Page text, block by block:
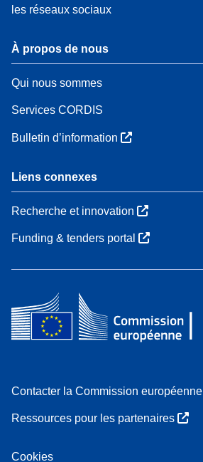
les réseaux sociaux
À propos de nous
Qui nous sommes
Services CORDIS
Bulletin d’information
Liens connexes
Recherche et innovation
Funding & tenders portal
Contacter la Commission européenne
Ressources pour les partenaires
Cookies